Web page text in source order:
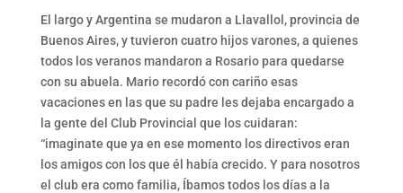
El largo y Argentina se mudaron a Llavallol, provincia de
Buenos Aires, y tuvieron cuatro hijos varones, a quienes
todos los veranos mandaron a Rosario para quedarse
con su abuela. Mario recordó con cariño esas
vacaciones en las que su padre les dejaba encargado a
la gente del Club Provincial que los cuidaran:
“imaginate que ya en ese momento los directivos eran
los amigos con los que él había crecido. Y para nosotros
el club era como familia, Íbamos todos los días a la